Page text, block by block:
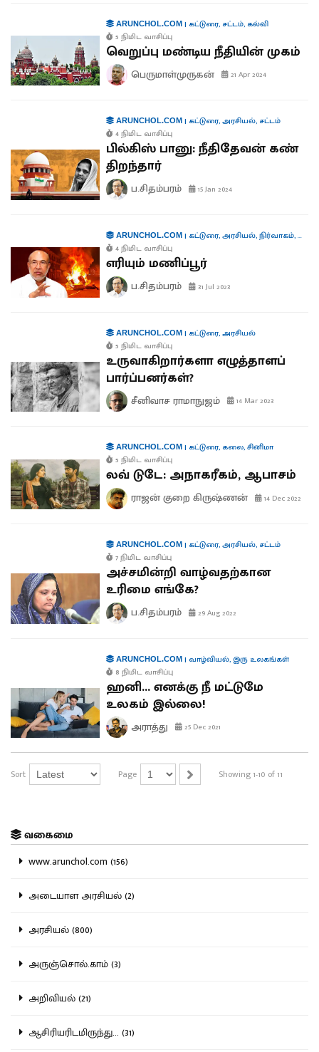
ARUNCHOL.COM| கட்டுரை, சட்டம், கல்வி
5 நிமிட வாசிப்பு
வெறுப்பு மண்டிய நீதியின் முகம்
பெருமாள்முருகன் 21 Apr 2024
ARUNCHOL.COM| கட்டுரை,அரசியல், சட்டம்
4 நிமிட வாசிப்பு
பில்கிஸ் பானு: நீதிதேவன் கண்
திறந்தார்
ப.சிதம்பரம் 15 Jan 2024
ARUNCHOL.COM| கட்டுரை,அரசியல்,நிர்வாகம்,
4 நிமிட வாசிப்பு
எரியும் மணிப்பூர்
ப.சிதம்பரம் 31 Jul 2023
ARUNCHOL.COM| கட்டுரை,அரசியல்
5 நிமிட வாசிப்பு
உருவாகிறார்களா எழுத்தாளப்
பார்ப்பனர்கள்?
சீனிவாச ராமாநுஜம் 14 Mar 2023
ARUNCHOL.COM| கட்டுரை, கலை,சினிமா
5 நிமிட வாசிப்பு
லவ் டுடே: அநாகரீகம், ஆபாசம்
ராஜன் குறை கிருஷ்ணன் 14 Dec 2022
ARUNCHOL.COM| கட்டுரை,அரசியல், சட்டம்
7 நிமிட வாசிப்பு
அச்சமின்றி வாழ்வதற்கான
உரிமை எங்கே?
ப.சிதம்பரம் 29 Aug 2022
ARUNCHOL.COM| வாழ்வியல், இரு உலகங்கள்
8 நிமிட வாசிப்பு
ஹனி... எனக்கு நீ மட்டுமே
உலகம் இல்லை!
அராத்து 25 Dec 2021
Sort Page Showing 1-10 of 11
வகைமை
www.arunchol.com (156)
அடையாள அரசியல் (2)
அரசியல் (800)
அருஞ்சொல்.காம் (3)
அறிவியல் (21)
ஆசிரியரிடமிருந்து... (31)